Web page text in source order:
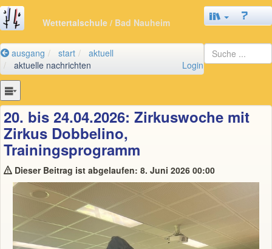
Wettertalschule / Bad Nauheim
ausgang start
aktuell
aktuelle nachrichten
Login
20. bis 24.04.2026: Zirkuswoche mit
Zirkus Dobbelino,
Trainingsprogramm
Dieser Beitrag ist abgelaufen: 8. Juni 2026 00:00